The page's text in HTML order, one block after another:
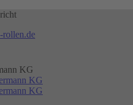
rollen.de
KG